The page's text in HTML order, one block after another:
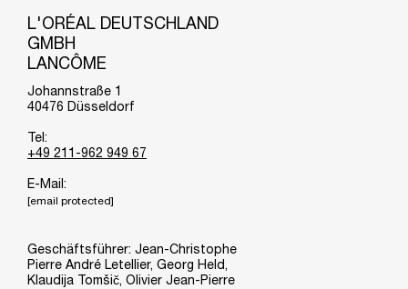
L'ORÉAL DEUTSCHLAND
GMBH
LANCÔME
Johannstraße 1
40476 Düsseldorf
Tel:
+49 211-962 949 67
E-Mail:
[email protected]
Geschäftsführer: Jean-Christophe
Pierre André Letellier, Georg Held,
Klaudija Tomšič, Olivier Jean-Pierre